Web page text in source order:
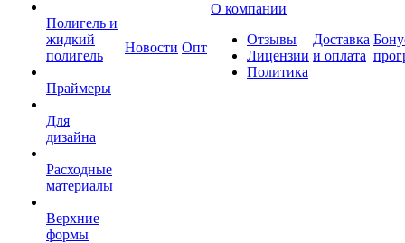
Полигель и
жидкий
полигель
Праймеры
Для
дизайна
Расходные
материалы
Верхние
формы
Новости Опт
О компании
Отзывы
Лицензии
Политика
Доставка
и оплата